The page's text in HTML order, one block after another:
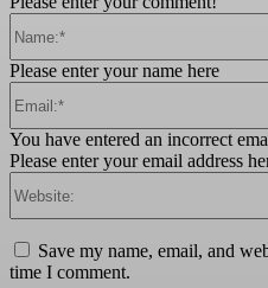
Please enter your name here
You have entered an incorrect
Please enter your email address
Save my name, email, and
time I comment.